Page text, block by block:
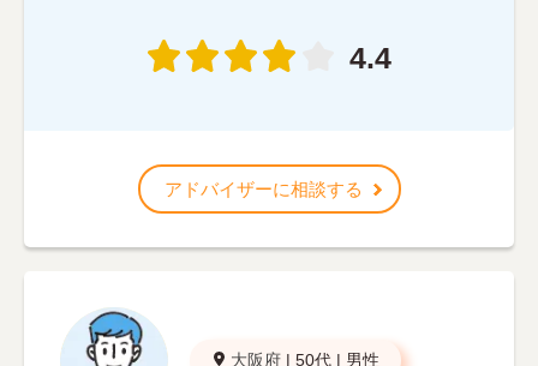
4.4
アドバイザーに相談する
大阪府 | 50代 | 男性